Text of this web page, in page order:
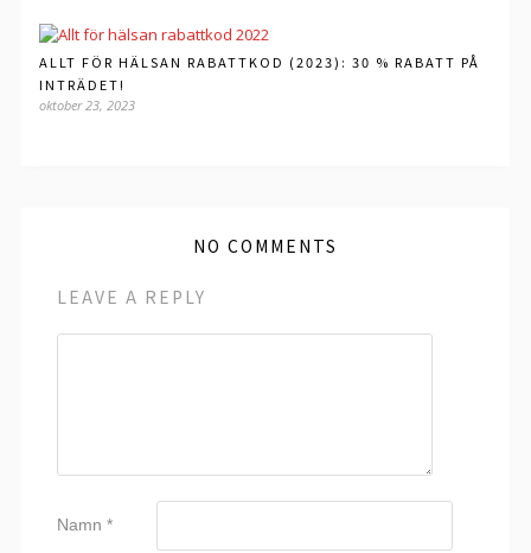
ALLT FÖR HÄLSAN RABATTKOD (2023): 30 % RABATT PÅ
INTRÄDET!
oktober 23, 2023
NO COMMENTS
LEAVE A REPLY
Namn *